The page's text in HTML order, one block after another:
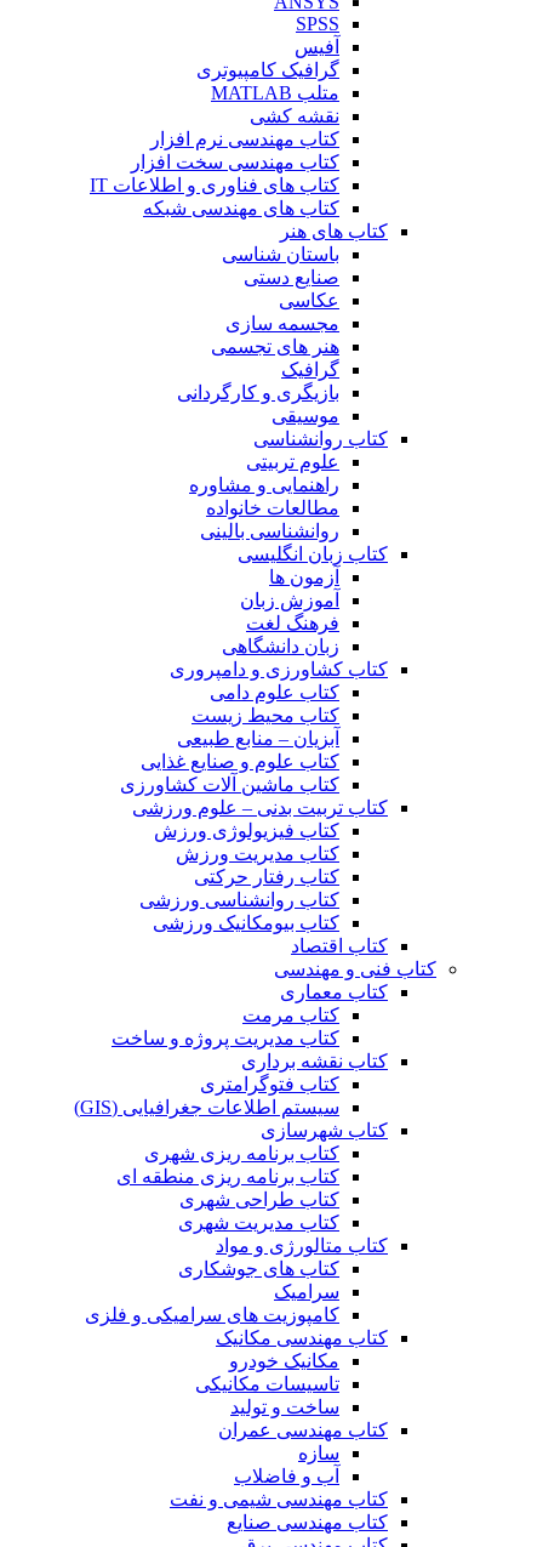
SPSS
آفیس
گرافیک کامپیوتری
متلب MATLAB
نقشه کشی
کتاب مهندسی نرم افزار
کتاب مهندسی سخت افزار
کتاب های فناوری و اطلاعات IT
کتاب های مهندسی شبکه
کتاب های هنر
باستان شناسی
صنایع دستی
عکاسی
مجسمه سازی
هنر های تجسمی
گرافیک
بازیگری و کارگردانی
موسیقی
کتاب روانشناسی
علوم تربیتی
راهنمایی و مشاوره
مطالعات خانواده
روانشناسی بالینی
کتاب زبان انگلیسی
آزمون ها
آموزش زبان
فرهنگ لغت
زبان دانشگاهی
کتاب کشاورزی و دامپروری
کتاب علوم دامی
کتاب محیط زیست
آبزیان – منابع طبیعی
کتاب علوم و صنایع غذایی
کتاب ماشین آلات کشاورزی
کتاب تربیت بدنی – علوم ورزشی
کتاب فیزیولوژی ورزش
کتاب مدیریت ورزش
کتاب رفتار حرکتی
کتاب روانشناسی ورزشی
کتاب بیومکانیک ورزشی
کتاب اقتصاد
کتاب فنی و مهندسی
کتاب معماری
کتاب مرمت
کتاب مدیریت پروژه و ساخت
کتاب نقشه برداری
کتاب فتوگرامتری
سیستم اطلاعات جغرافیایی (GIS)
کتاب شهرسازی
کتاب برنامه ریزی شهری
کتاب برنامه ریزی منطقه ای
کتاب طراحی شهری
کتاب مدیریت شهری
کتاب متالورژی و مواد
کتاب های جوشکاری
سرامیک
کامپوزیت های سرامیکی و فلزی
کتاب مهندسی مکانیک
مکانیک خودرو
تاسیسات مکانیکی
ساخت و تولید
کتاب مهندسی عمران
سازه
آب و فاضلاب
کتاب مهندسی شیمی و نفت
کتاب مهندسی صنایع